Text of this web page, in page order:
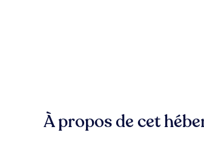
À propos de cet